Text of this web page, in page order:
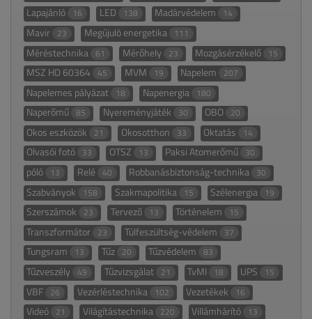
Lapajánló 16 LED 138 Madárvédelem 14
Mavir 23 Megújuló energetika 111
Méréstechnika 61 Mérőhely 23 Mozgásérzékelő 15
MSZ HD 60364 45 MVM 19 Napelem 207
Napelemes pályázat 18 Napenergia 180
Naperőmű 85 Nyereményjáték 30 OBO 20
Okos eszközök 21 Okosotthon 33 Oktatás 14
Olvasói fotó 33 OTSZ 13 Paksi Atomerőmű 30
póló 13 Relé 40 Robbanásbiztonság-technika 30
Szabványok 158 Szakmapolitika 15 Szélenergia 19
Szerszámok 23 Tervező 13 Történelem 15
Transzformátor 23 Túlfeszültség-védelem 37
Tungsram 13 Tűz 20 Tűzvédelem 83
Tűzveszély 49 Tűzvizsgálat 21 TvMI 18 UPS 15
VBF 26 Vezérléstechnika 102 Vezetékek 16
Videó 21 Világítástechnika 220 Villámhárító 13